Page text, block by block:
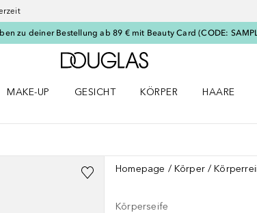
zu deiner Bestellung ab 89 € mit Beauty Card (CODE:
Zur Douglas Startseite
MAKE-UP
GESICHT
KÖRPER
HAARE
Homepage Körper
Körperseife